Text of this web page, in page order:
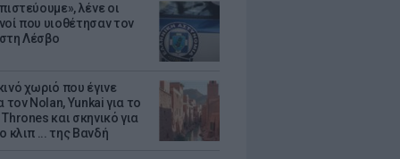
λένε οι
που υιοθέτησαν τον
Λέσβο
χωριό που έγινε
τον Nolan, Yunkai για το
και σκηνικό για
κλιπ ... της Βανδή